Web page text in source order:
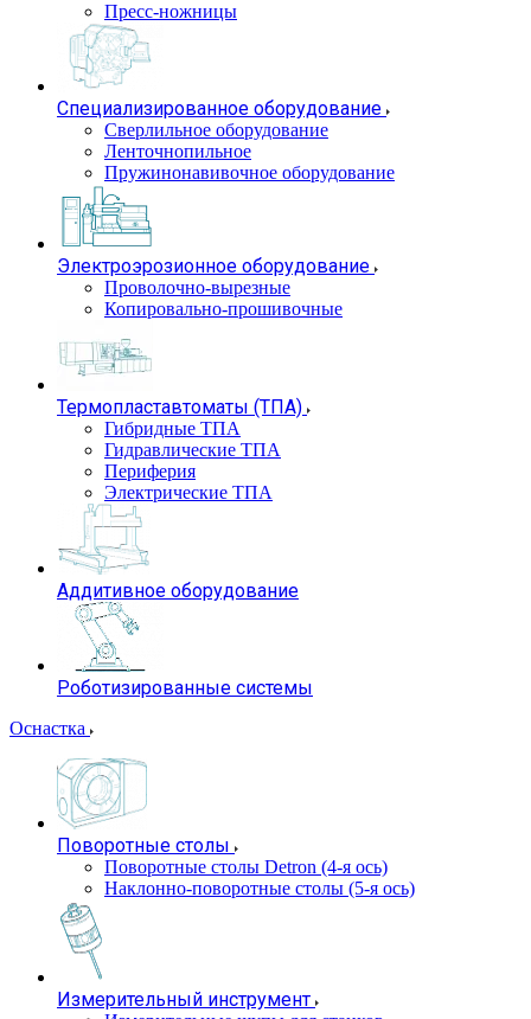
Пресс-ножницы
Специализированное оборудование
Сверлильное оборудование
Ленточнопильное
Пружинонавивочное оборудование
Электроэрозионное оборудование
Проволочно-вырезные
Копировально-прошивочные
Термопластавтоматы (ТПА)
Гибридные ТПА
Гидравлические ТПА
Периферия
Электрические ТПА
Аддитивное оборудование
Роботизированные системы
Оснастка
Поворотные столы
Поворотные столы Detron (4-я ось)
Наклонно-поворотные столы (5-я ось)
Измерительный инструмент